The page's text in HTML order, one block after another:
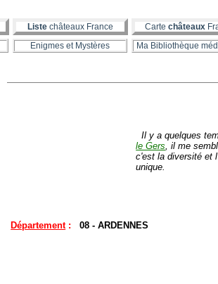
Liste châteaux France Carte châteaux
Enigmes et Mystères Ma Bibliothèque
Il y a quelques
le Gers , il me
c'est la diversité et
unique.
Département: 08 - ARDENNES